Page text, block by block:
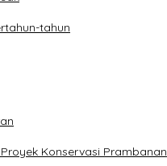
tahun
Konservasi Prambanan